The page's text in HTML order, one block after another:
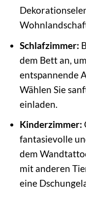
Schlafzimmer:
dem Bett an,
entspannende
Wählen Sie
einladen.
Kinderzimmer:
fantasievolle
dem
mit anderen
eine